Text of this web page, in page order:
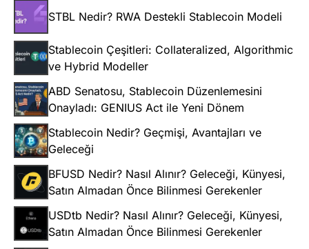
STBL Nedir? RWA Destekli Stablecoin Modeli
Stablecoin Çeşitleri: Collateralized, Algorithmic
ve Hybrid Modeller
ABD Senatosu, Stablecoin Düzenlemesini
Onayladı: GENIUS Act ile Yeni Dönem
Stablecoin Nedir? Geçmişi, Avantajları ve
Geleceği
BFUSD Nedir? Nasıl Alınır? Geleceği, Künyesi,
Satın Almadan Önce Bilinmesi Gerekenler
USDtb Nedir? Nasıl Alınır? Geleceği, Künyesi,
Satın Almadan Önce Bilinmesi Gerekenler